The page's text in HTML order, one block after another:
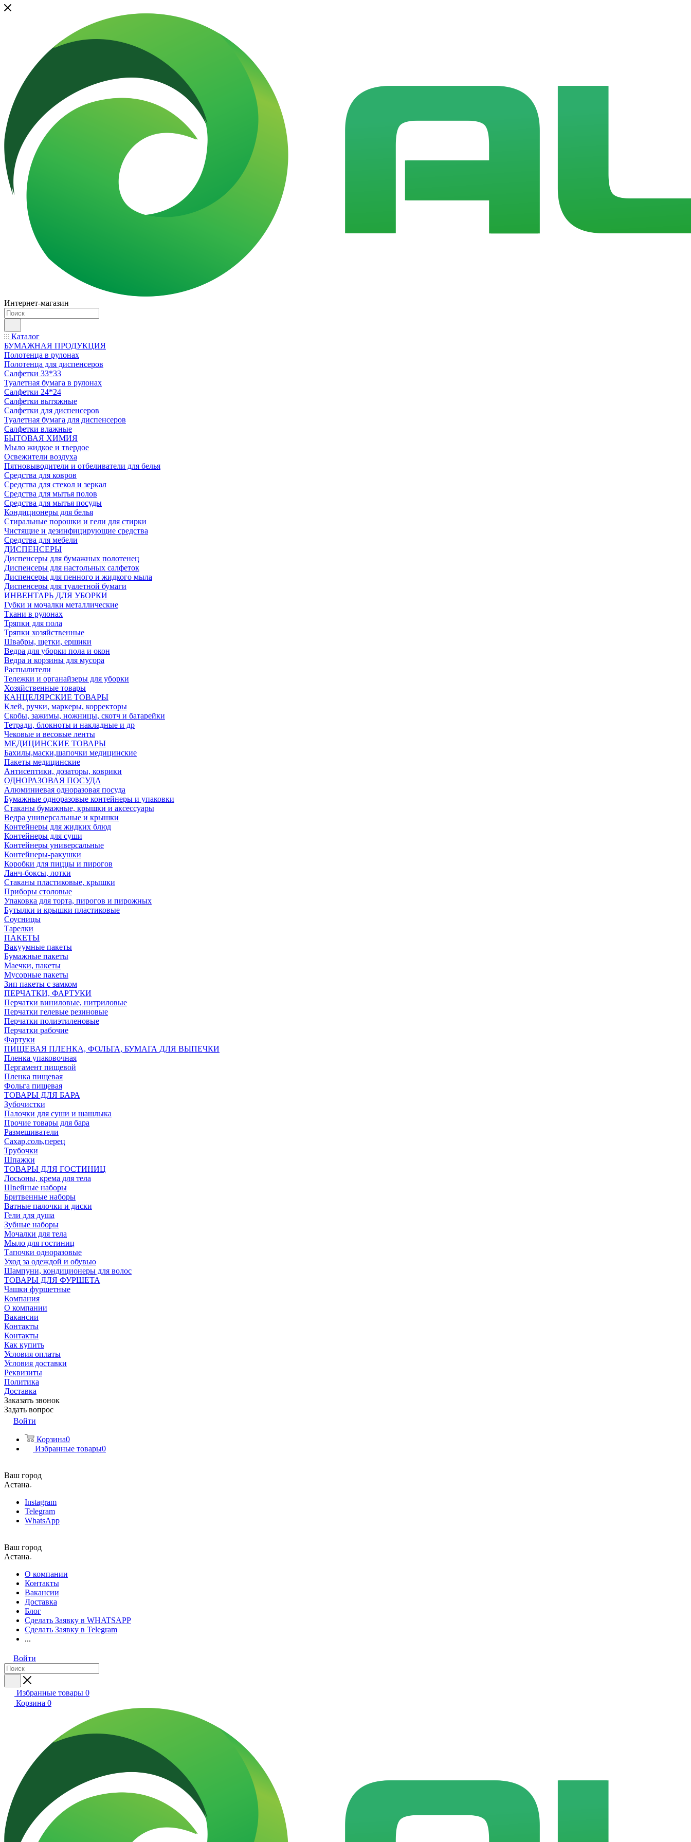
Интернет-магазин
Каталог
БУМАЖНАЯ ПРОДУКЦИЯ
Полотенца в рулонах
Полотенца для диспенсеров
Салфетки 33*33
Туалетная бумага в рулонах
Салфетки 24*24
Салфетки вытяжные
Салфетки для диспенсеров
Туалетная бумага для диспенсеров
Салфетки влажные
БЫТОВАЯ ХИМИЯ
Мыло жидкое и твердое
Освежители воздуха
Пятновыводители и отбеливатели для белья
Средства для ковров
Средства для стекол и зеркал
Средства для мытья полов
Средства для мытья посуды
Кондиционеры для белья
Стиральные порошки и гели для стирки
Чистящие и дезинфицирующие средства
Средства для мебели
ДИСПЕНСЕРЫ
Диспенсеры для бумажных полотенец
Диспенсеры для настольных салфеток
Диспенсеры для пенного и жидкого мыла
Диспенсеры для туалетной бумаги
ИНВЕНТАРЬ ДЛЯ УБОРКИ
Губки и мочалки металлические
Ткани в рулонах
Тряпки для пола
Тряпки хозяйственные
Швабры, щетки, ершики
Ведра для уборки пола и окон
Ведра и корзины для мусора
Распылители
Тележки и органайзеры для уборки
Хозяйственные товары
КАНЦЕЛЯРСКИЕ ТОВАРЫ
Клей, ручки, маркеры, корректоры
Скобы, зажимы, ножницы, скотч и батарейки
Тетради, блокноты и накладные и др
Чековые и весовые ленты
МЕДИЦИНСКИЕ ТОВАРЫ
Бахилы,маски,шапочки медицинские
Пакеты медицинские
Антисептики, дозаторы, коврики
ОДНОРАЗОВАЯ ПОСУДА
Алюминиевая одноразовая посуда
Бумажные одноразовые контейнеры и упаковки
Стаканы бумажные, крышки и аксессуары
Ведра универсальные и крышки
Контейнеры для жидких блюд
Контейнеры для суши
Контейнеры универсальные
Контейнеры-ракушки
Коробки для пиццы и пирогов
Ланч-боксы, лотки
Стаканы пластиковые, крышки
Приборы столовые
Упаковка для торта, пирогов и пирожных
Бутылки и крышки пластиковые
Соусницы
Тарелки
ПАКЕТЫ
Вакуумные пакеты
Бумажные пакеты
Маечки, пакеты
Мусорные пакеты
Зип пакеты с замком
ПЕРЧАТКИ, ФАРТУКИ
Перчатки виниловые, нитриловые
Перчатки гелевые резиновые
Перчатки полиэтиленовые
Перчатки рабочие
Фартуки
ПИЩЕВАЯ ПЛЕНКА, ФОЛЬГА, БУМАГА ДЛЯ ВЫПЕЧКИ
Пленка упаковочная
Пергамент пищевой
Пленка пищевая
Фольга пищевая
ТОВАРЫ ДЛЯ БАРА
Зубочистки
Палочки для суши и шашлыка
Прочие товары для бара
Размешиватели
Сахар,соль,перец
Трубочки
Шпажки
ТОВАРЫ ДЛЯ ГОСТИНИЦ
Лосьоны, крема для тела
Швейные наборы
Бритвенные наборы
Ватные палочки и диски
Гели для душа
Зубные наборы
Мочалки для тела
Мыло для гостиниц
Тапочки одноразовые
Уход за одеждой и обувью
Шампуни, кондиционеры для волос
ТОВАРЫ ДЛЯ ФУРШЕТА
Чашки фуршетные
Компания
О компании
Вакансии
Контакты
Контакты
Как купить
Условия оплаты
Условия доставки
Реквизиты
Политика
Доставка
Заказать звонок
Задать вопрос
Войти
Корзина0
Избранные товары0
Ваш город
Астана
Instagram
Telegram
WhatsApp
Ваш город
Астана
О компании
Контакты
Вакансии
Доставка
Блог
Сделать Заявку в WHATSAPP
Сделать Заявку в Telegram
...
Войти
Избранные товары 0
Корзина 0